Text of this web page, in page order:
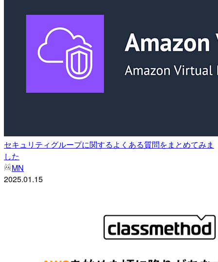
セキュリティグループに関するよくある質問をまとめてみま
した
MN
2025.01.15